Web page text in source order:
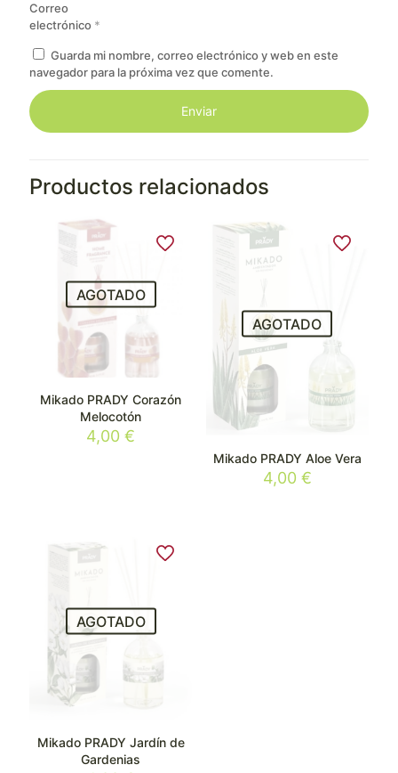
Correo
electrónico *
Guarda mi nombre, correo electrónico y web en este
navegador para la próxima vez que comente.
Productos relacionados
AGOTADO
Mikado PRADY Corazón
Melocotón
4,00€
AGOTADO
Mikado PRADY Aloe Vera
4,00 €
AGOTADO
Mikado PRADY Jardín de
Gardenias